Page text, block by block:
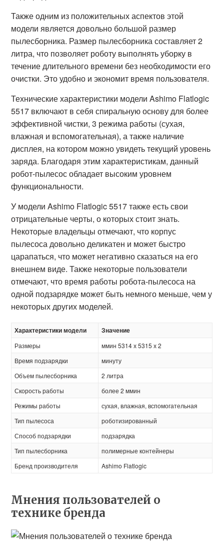
Также одним из положительных аспектов этой
модели является довольно большой размер
пылесборника. Размер пылесборника составляет 2
литра, что позволяет роботу выполнять уборку в
течение длительного времени без необходимости его
очистки. Это удобно и экономит время пользователя.
Технические характеристики модели Ashimo Flatlogic
5517 включают в себя спиральную основу для более
эффективной чистки, 3 режима работы (сухая,
влажная и вспомогательная), а также наличие
дисплея, на котором можно увидеть текущий уровень
заряда. Благодаря этим характеристикам, данный
робот-пылесос обладает высоким уровнем
функциональности.
У модели Ashimo Flatlogic 5517 также есть свои
отрицательные черты, о которых стоит знать.
Некоторые владельцы отмечают, что корпус
пылесоса довольно деликатен и может быстро
царапаться, что может негативно сказаться на его
внешнем виде. Также некоторые пользователи
отмечают, что время работы робота-пылесоса на
одной подзарядке может быть немного меньше, чем у
некоторых других моделей.
Характеристики модели Значение
Размеры
ммин 5314 х 5315 х 2
Время подзарядки
минуту
Объем пылесборника
2 литра
Скорость работы
более 2 ммин
Режимы работы
сухая, влажная, вспомогательная
Тип пылесоса
роботизированный
Способ подзарядки
подзарядка
Тип пылесборника
полимерные контейнеры
Бренд производителя
Ashimo Flatlogic
Мнения пользователей о
технике бренда